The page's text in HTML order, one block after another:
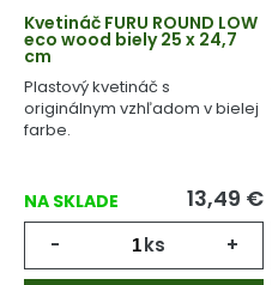
Kvetináč FURU ROUND LOW
eco wood biely 25 x 24,7
cm
Plastový kvetináč s
originálnym vzhľadom v bielej
farbe.
NA SKLADE 13,49 €
- ks +